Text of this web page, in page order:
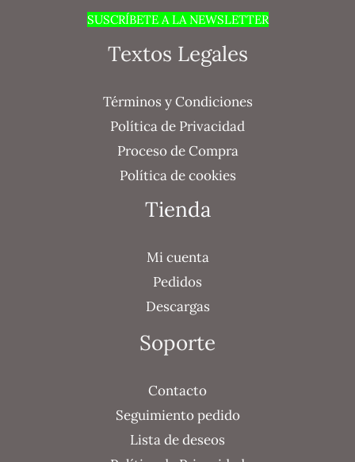
SUSCRÍBETE A LA NEWSLETTER
Textos Legales
Términos y Condiciones
Política de Privacidad
Proceso de Compra
Política de cookies
Tienda
Mi cuenta
Pedidos
Descargas
Soporte
Contacto
Seguimiento pedido
Lista de deseos